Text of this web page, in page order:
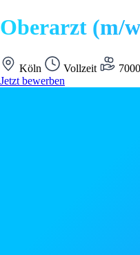
Oberarzt (m/
Köln Vollzeit
Jetzt bewerben